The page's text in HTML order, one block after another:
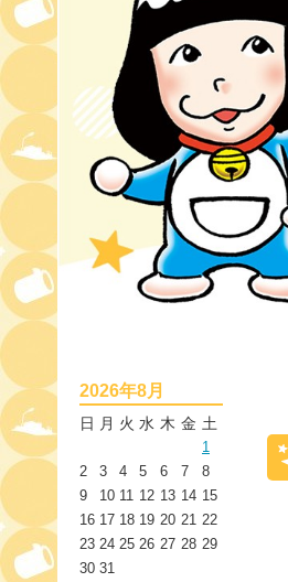
2026年8月
日 月 火 水 木 金 土
1
2
3 4 5 6 7
8
9
10 11 12 13 14 15
16 17 18 19 20 21 22
23 24 25 26 27 28 29
30 31